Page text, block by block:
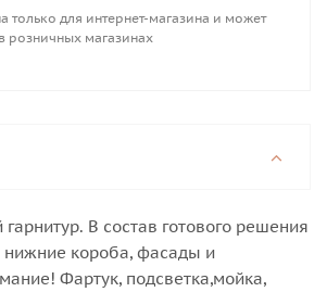
только для интернет-магазина и может
розничных магазинах
В состав готового решения
нижние короба, фасады и
Фартук, подсветка,мойка,